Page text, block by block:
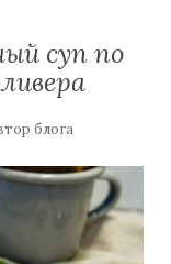
суп по
блога